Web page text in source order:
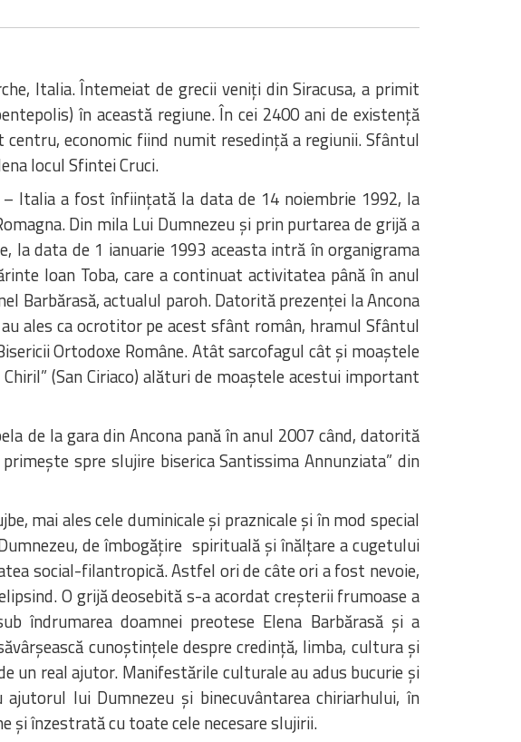
Italia. Întemeiat de grecii veniţi din Siracusa, a primit
în această regiune. În cei 2400 ani de existenţă
economic fiind numit resedinţă a regiunii. Sfântul
locul Sfintei Cruci.
– Italia a fost înfiinţată la data de 14 noiembrie 1992, la
Din mila Lui Dumnezeu şi prin purtarea de grijă a
la data de 1 ianuarie 1993 aceasta intră în organigrama
Ioan Toba, care a continuat activitatea până în anul
Barbărasă, actualul paroh. Datorită prezenţei la Ancona
ales ca ocrotitor pe acest sfânt român, hramul Sfântul
Ortodoxe Române. Atât sarcofagul cât şi moaştele
(San Ciriaco) alături de moaştele acestui important
de la gara din Ancona pană în anul 2007 când, datorită
spre slujire biserica Santissima Annunziata” din
mai ales cele duminicale şi praznicale şi în mod special
de îmbogăţire spirituală şi înălţare a cugetului
social-filantropică. Astfel ori de câte ori a fost nevoie,
O grijă deosebită s-a acordat creşterii frumoase a
îndrumarea doamnei preotese Elena Barbărasă şi a
cunoştinţele despre credinţă, limba, cultura și
un real ajutor. Manifestările culturale au adus bucurie şi
lui Dumnezeu şi binecuvântarea chiriarhului, în
şi înzestrată cu toate cele necesare slujirii.